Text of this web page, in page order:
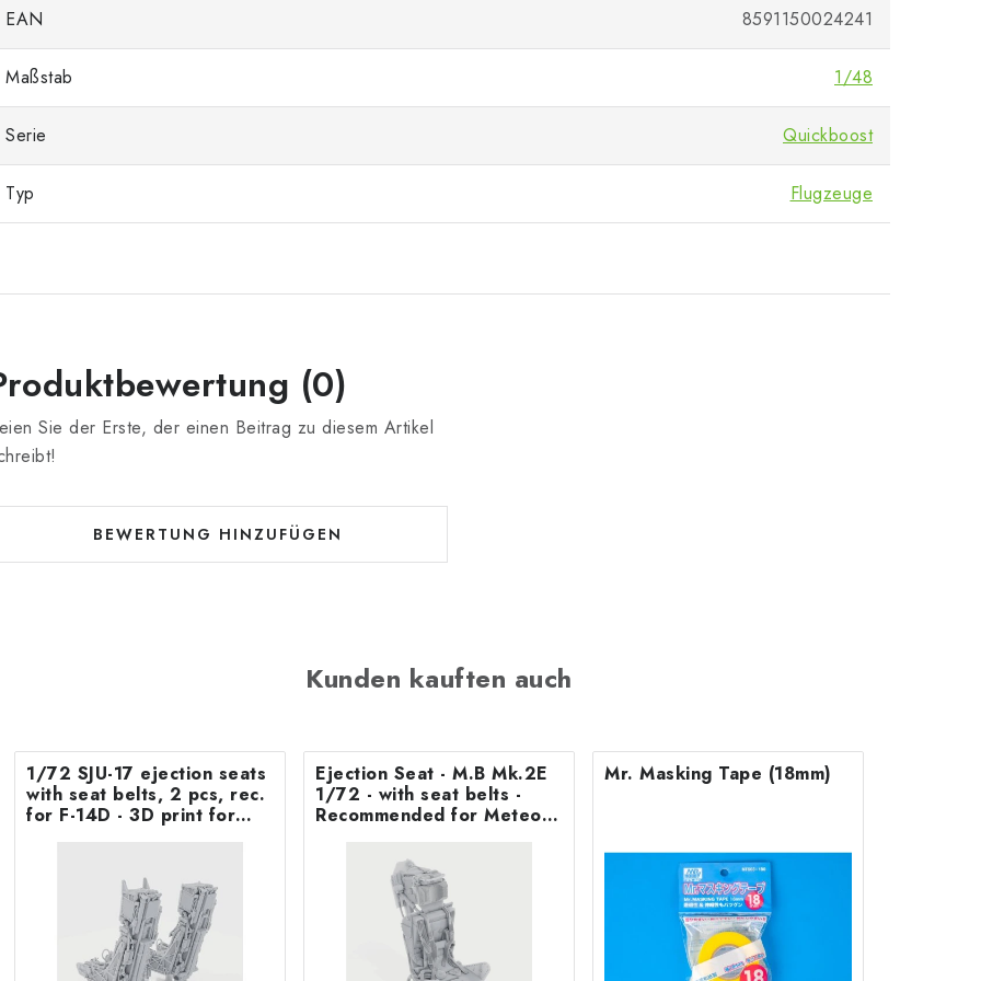
EAN 8591150024241
Maßstab 1/48
Serie Quickboost
Typ Flugzeuge
(0)
Sie der Erste, der einen Beitrag zu diesem Artikel
BEWERTUNG HINZUFÜGEN
Kunden kauften auch
1/72 SJU-17 ejection seats
with seat belts, 2 pcs, rec.
for F-14D - 3D print for
Ejection Seat - M.B Mk.2E
1/72 - with seat belts -
Recommended for Meteor
Mr. Masking Tape (18mm)